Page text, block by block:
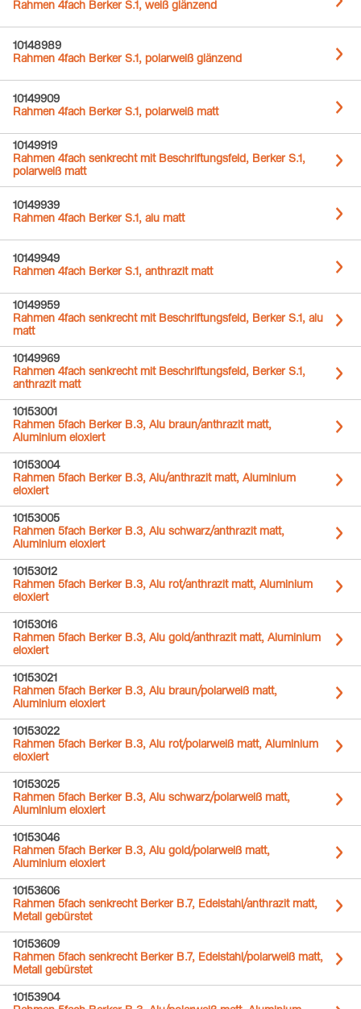
Rahmen 4fach Berker S.1, weiß glänzend
10148989
Rahmen 4fach Berker S.1, polarweiß glänzend
10149909
Rahmen 4fach Berker S.1, polarweiß matt
10149919
Rahmen 4fach senkrecht mit Beschriftungsfeld, Berker S.1,
polarweiß matt
10149939
Rahmen 4fach Berker S.1, alu matt
10149949
Rahmen 4fach Berker S.1, anthrazit matt
10149959
Rahmen 4fach senkrecht mit Beschriftungsfeld, Berker S.1, alu
matt
10149969
Rahmen 4fach senkrecht mit Beschriftungsfeld, Berker S.1,
anthrazit matt
10153001
Rahmen 5fach Berker B.3, Alu braun/anthrazit matt,
Aluminium eloxiert
10153004
Rahmen 5fach Berker B.3, Alu/anthrazit matt, Aluminium
eloxiert
10153005
Rahmen 5fach Berker B.3, Alu schwarz/anthrazit matt,
Aluminium eloxiert
10153012
Rahmen 5fach Berker B.3, Alu rot/anthrazit matt, Aluminium
eloxiert
10153016
Rahmen 5fach Berker B.3, Alu gold/anthrazit matt, Aluminium
eloxiert
10153021
Rahmen 5fach Berker B.3, Alu braun/polarweiß matt,
Aluminium eloxiert
10153022
Rahmen 5fach Berker B.3, Alu rot/polarweiß matt, Aluminium
eloxiert
10153025
Rahmen 5fach Berker B.3, Alu schwarz/polarweiß matt,
Aluminium eloxiert
10153046
Rahmen 5fach Berker B.3, Alu gold/polarweiß matt,
Aluminium eloxiert
10153606
Rahmen 5fach senkrecht Berker B.7, Edelstahl/anthrazit matt,
Metall gebürstet
10153609
Rahmen 5fach senkrecht Berker B.7, Edelstahl/polarweiß matt,
Metall gebürstet
10153904